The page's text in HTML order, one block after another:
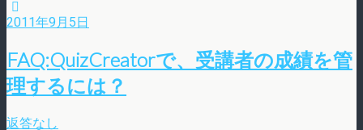
2011年9月5日
FAQ:QuizCreatorで、受講者の成績を管
理するには？
返答なし